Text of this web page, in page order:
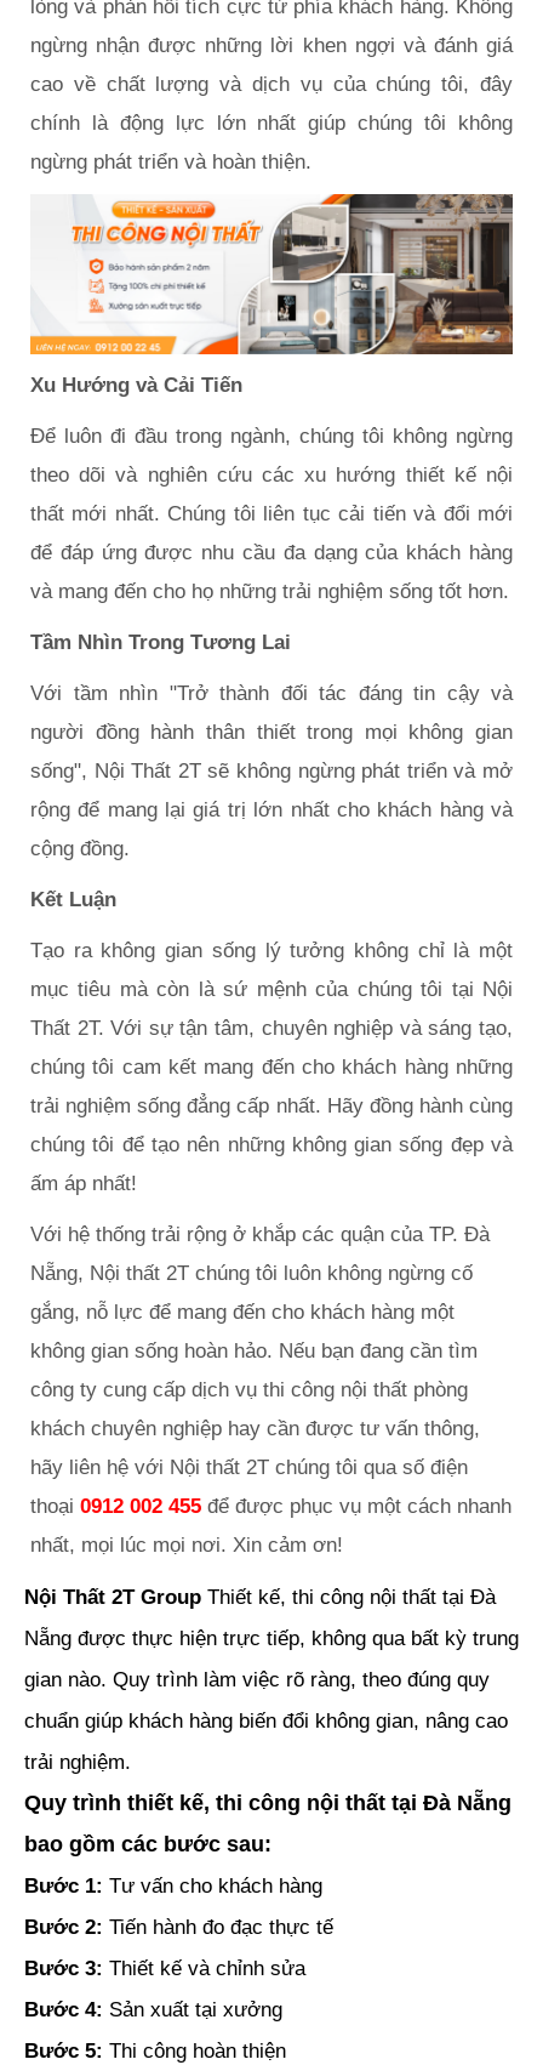
lòng và phản hồi tích cực từ phía khách hàng. Không
ngừng nhận được những lời khen ngợi và đánh giá
cao về chất lượng và dịch vụ của chúng tôi, đây
chính là động lực lớn nhất giúp chúng tôi không
ngừng phát triển và hoàn thiện.
Xu Hướng và Cải Tiến
Để luôn đi đầu trong ngành, chúng tôi không ngừng
theo dõi và nghiên cứu các xu hướng thiết kế nội
thất mới nhất. Chúng tôi liên tục cải tiến và đổi mới
để đáp ứng được nhu cầu đa dạng của khách hàng
và mang đến cho họ những trải nghiệm sống tốt hơn.
Tầm Nhìn Trong Tương Lai
Với tầm nhìn "Trở thành đối tác đáng tin cậy và
người đồng hành thân thiết trong mọi không gian
sống", Nội Thất 2T sẽ không ngừng phát triển và mở
rộng để mang lại giá trị lớn nhất cho khách hàng và
cộng đồng.
Kết Luận
Tạo ra không gian sống lý tưởng không chỉ là một
mục tiêu mà còn là sứ mệnh của chúng tôi tại Nội
Thất 2T. Với sự tận tâm, chuyên nghiệp và sáng tạo,
chúng tôi cam kết mang đến cho khách hàng những
trải nghiệm sống đẳng cấp nhất. Hãy đồng hành cùng
chúng tôi để tạo nên những không gian sống đẹp và
ấm áp nhất!
Với hệ thống trải rộng ở khắp các quận của TP. Đà
Nẵng, Nội thất 2T chúng tôi luôn không ngừng cố
gắng, nỗ lực để mang đến cho khách hàng một
không gian sống hoàn hảo. Nếu bạn đang cần tìm
công ty cung cấp dịch vụ thi công nội thất phòng
khách chuyên nghiệp hay cần được tư vấn thông,
hãy liên hệ với Nội thất 2T chúng tôi qua số điện
thoại 0912 002 455 để được phục vụ một cách nhanh
nhất, mọi lúc mọi nơi. Xin cảm ơn!
Nội Thất 2T Group Thiết kế, thi công nội thất tại Đà
Nẵng được thực hiện trực tiếp, không qua bất kỳ trung
gian nào. Quy trình làm việc rõ ràng, theo đúng quy
chuẩn giúp khách hàng biến đổi không gian, nâng cao
trải nghiệm.
Quy trình thiết kế, thi công nội thất tại Đà Nẵng
bao gồm các bước sau:
Bước 1: Tư vấn cho khách hàng
Bước 2: Tiến hành đo đạc thực tế
Bước 3: Thiết kế và chỉnh sửa
Bước 4: Sản xuất tại xưởng
Bước 5: Thi công hoàn thiện